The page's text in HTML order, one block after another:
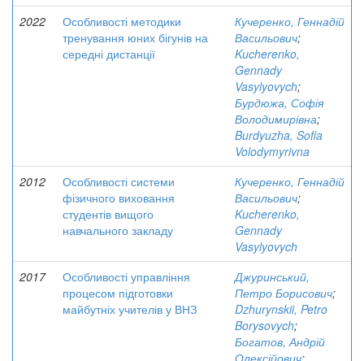
2022
Особливості методики
тренування юних бігунів на
середні дистанції
Кучеренко, Геннадій
Васильович;
Kucherenko,
Gennady
Vasylyovych;
Бурдюжа, Софія
Володимирівна;
Burdyuzha, Sofia
Volodymyrivna
2012
Особливості системи
фізичного виховання
студентів вищого
навчального закладу
Кучеренко, Геннадій
Васильович;
Kucherenko,
Gennady
Vasylyovych
2017
Особливості управління
процесом підготовки
майбутніх учителів у ВНЗ
Джуринський,
Петро Борисович;
Dzhurynskii, Petro
Borysovych;
Богатов, Андрій
Олексійович;